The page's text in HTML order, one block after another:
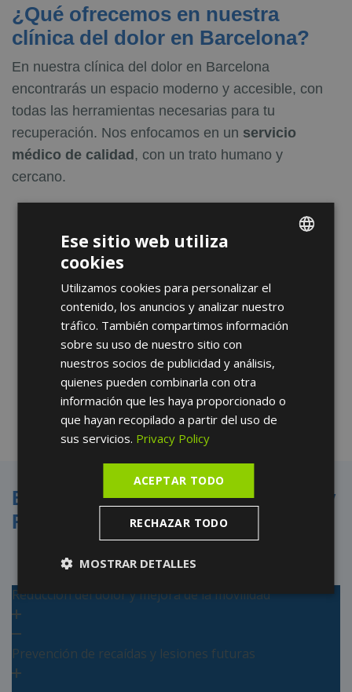
¿Qué ofrecemos en nuestra
clínica del dolor en Barcelona​?
En nuestra clínica del dolor en Barcelona​
encontrarás un espacio moderno y accesible, con
todas las herramientas necesarias para tu
recuperación. Nos enfocamos en un servicio
médico de calidad , con un trato humano y
cercano.
Evaluación médica completa y diagnóstico
preciso
Terapias manuales y fisioterapia avanzada
Programas de ejercicio terapéutico
Manejo integral del dolor
Tecnología innovadora para acelerar la
recuperación
Beneficios de la Medicina Física y
Rehabilitación
Reducción del dolor y mejora de la movilidad
Prevención de recaídas y lesiones futuras
FRENCH
Ese sitio web utiliza
cookies
Utilizamos cookies para personalizar el
contenido, los anuncios y analizar nuestro
tráfico. También compartimos información
sobre su uso de nuestro sitio con
nuestros socios de publicidad y análisis,
quienes pueden combinarla con otra
información que les haya proporcionado o
que hayan recopilado a partir del uso de
sus servicios. Privacy Policy
ACEPTAR TODO
RECHAZAR TODO
MOSTRAR DETALLES